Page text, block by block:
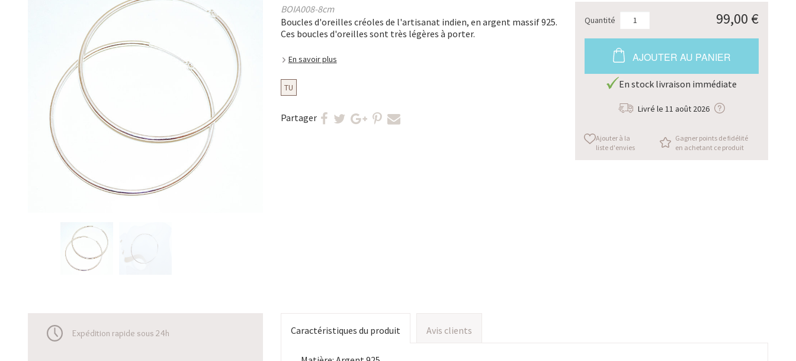
BOIA008-8cm
Boucles d'oreilles créoles de l'artisanat indien, en argent massif 925.
Ces boucles d'oreilles sont très légères à porter.
En savoir plus
TU
Partager
Quantité 99,00 €
AJOUTER AU PANIER
En stock livraison immédiate
Livré le11 août 2026
Ajouter à la
liste d'envies
Gagner points de fidélité
en achetant ce produit
Expédition rapide sous 24h Caractéristiques du produit Avis clients